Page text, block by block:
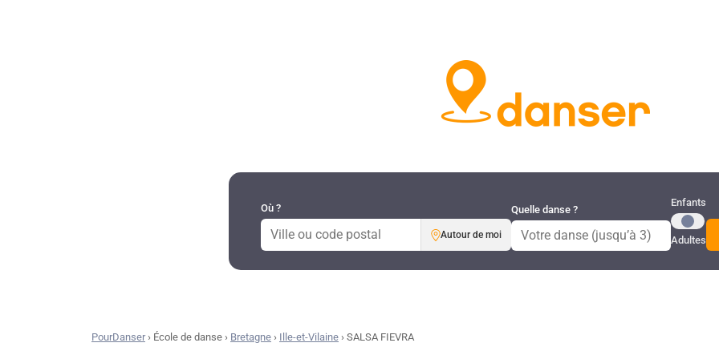
Où ?
Autour de moi
Quelle danse ?
Enfants
Adultes
PourDanser› École de danse › Bretagne › Ille-et-Vilaine › SALSA FIEVRA